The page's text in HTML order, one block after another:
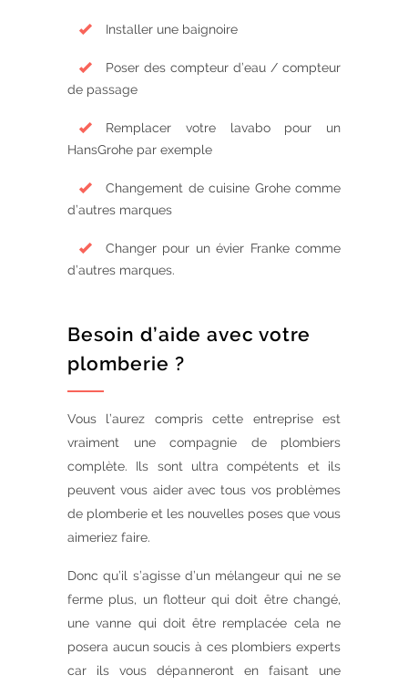
Installer une baignoire
Poser des compteur d’eau / compteur
de passage
Remplacer votre lavabo pour un
HansGrohe par exemple
Changement de cuisine Grohe comme
d’autres marques
Changer pour un évier Franke comme
d’autres marques.
Besoin d’aide avec votre
plomberie ?
Vous l’aurez compris cette entreprise est
vraiment une compagnie de plombiers
complète. Ils sont ultra compétents et ils
peuvent vous aider avec tous vos problèmes
de plomberie et les nouvelles poses que vous
aimeriez faire.
Donc qu’il s’agisse d’un mélangeur qui ne se
ferme plus, un flotteur qui doit être changé,
une vanne qui doit être remplacée cela ne
posera aucun soucis à ces plombiers experts
car ils vous dépanneront en faisant une